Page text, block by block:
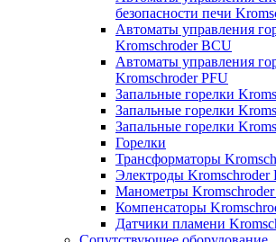
безопасности печи
Автоматы управления
Kromschroder BCU
Автоматы управления
Kromschroder PFU
Запальные горелки
Запальные горелки
Запальные горелки
Горелки
Трансформаторы
Электроды Kromschroder
Манометры
Компенсаторы
Датчики пламени